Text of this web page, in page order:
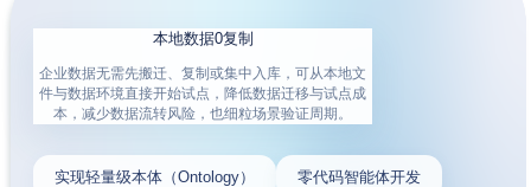
本地数据0复制
企业数据无需先搬迁、复制或集中入库，可从本地文
件与数据环境直接开始试点，降低数据迁移与试点成
本，减少数据流转风险，也细粒场景验证周期。
实现轻量级本体（Ontology） 零代码智能体开发